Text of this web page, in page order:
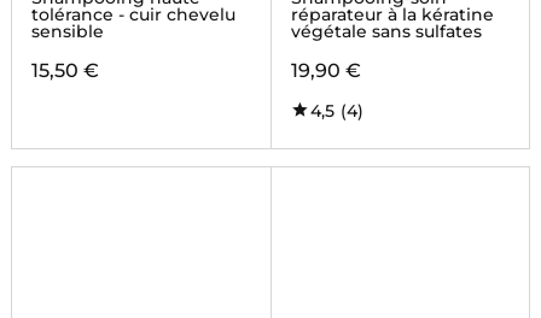
tolérance - cuir chevelu
sensible
15,50 €
réparateur à la kératine
végétale sans sulfates
19,90 €
4,5 (4)